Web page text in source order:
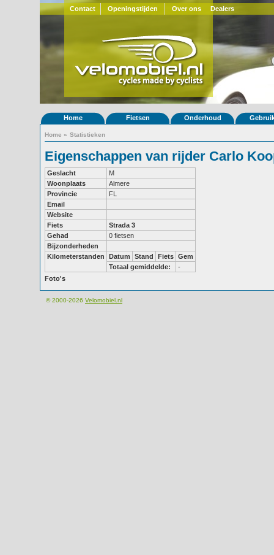
Contact Openingstijden Over ons Dealers
Home Fietsen Onderhoud
Home » Statistieken
Eigenschappen van rijder Carlo
Geslacht
M
Woonplaats
Almere
Provincie
FL
Email
Website
Fiets
Strada 3
Gehad
0 fietsen
Bijzonderheden
Kilometerstanden
Datum Stand Fiets Gem
Totaal gemiddelde:
-
Foto's
© 2000-2026 Velomobiel.nl